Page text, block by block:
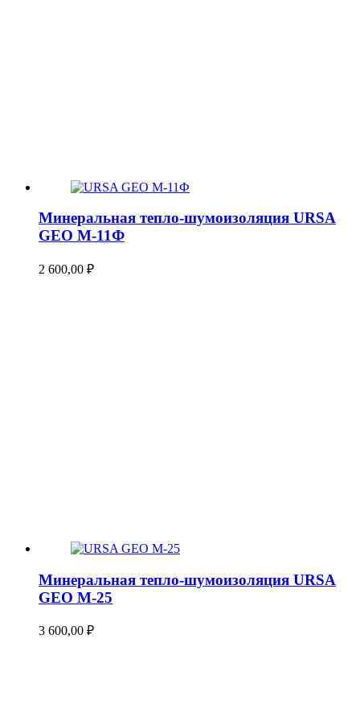
Минеральная тепло-шумоизоляция URSA
GEO М-11Ф
2 600,00 ₽
Минеральная тепло-шумоизоляция URSA
GEO М-25
3 600,00 ₽